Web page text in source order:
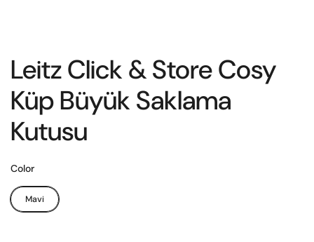
Leitz Click & Store Cosy
Küp Büyük Saklama
Kutusu
Color
Mavi